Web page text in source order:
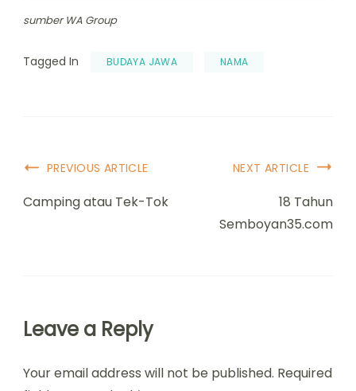
sumber WA Group
Tagged In BUDAYA JAWA NAMA
Post
Navigation
PREVIOUS ARTICLE
Camping atau Tek-Tok
NEXT ARTICLE
18 Tahun
Semboyan35.com
Leave a Reply
Your email address will not be published. Required